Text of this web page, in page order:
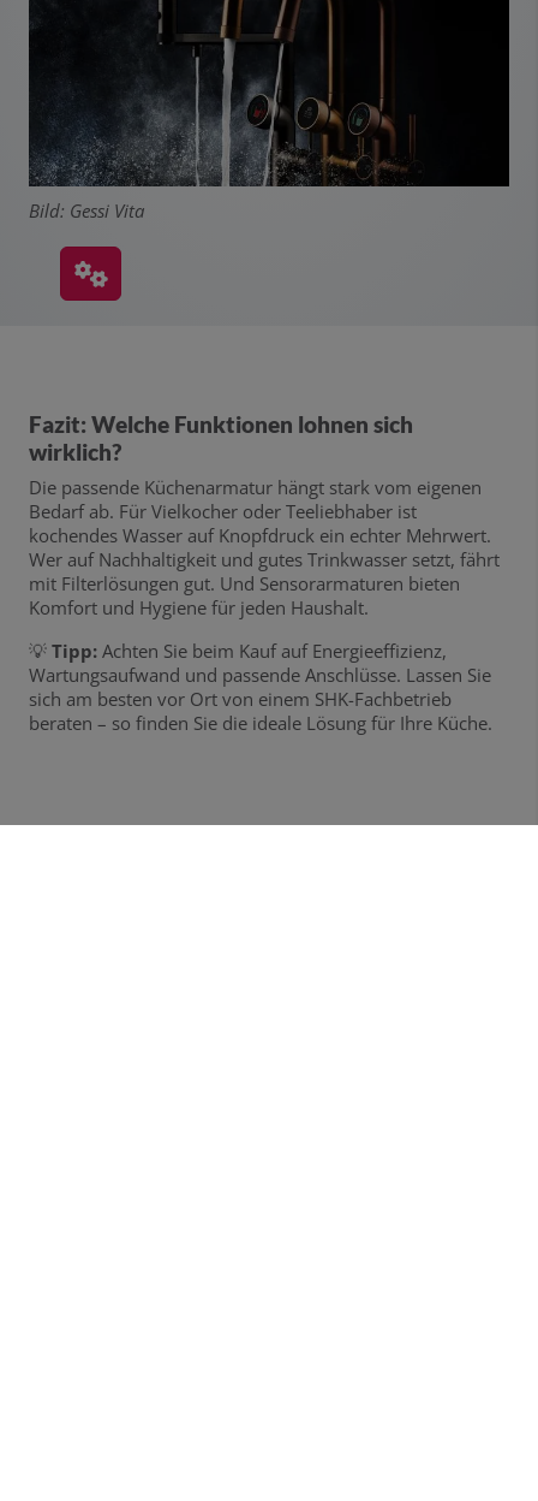
Bild: Gessi Vita
Fazit: Welche Funktionen lohnen sich
wirklich?
Die passende Küchenarmatur hängt stark vom eigenen
Bedarf ab. Für Vielkocher oder Teeliebhaber ist
kochendes Wasser auf Knopfdruck ein echter Mehrwert.
Wer auf Nachhaltigkeit und gutes Trinkwasser setzt, fährt
mit Filterlösungen gut. Und Sensorarmaturen bieten
Komfort und Hygiene für jeden Haushalt.
💡 Tipp: Achten Sie beim Kauf auf Energieeffizienz,
Wartungsaufwand und passende Anschlüsse. Lassen Sie
sich am besten vor Ort von einem SHK-Fachbetrieb
beraten – so finden Sie die ideale Lösung für Ihre Küche.